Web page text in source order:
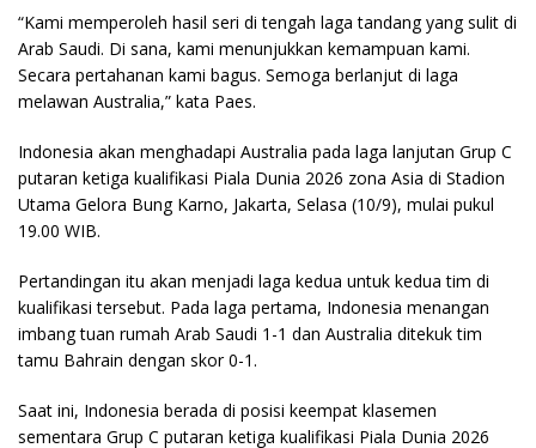
“Kami memperoleh hasil seri di tengah laga tandang yang sulit di
Arab Saudi. Di sana, kami menunjukkan kemampuan kami.
Secara pertahanan kami bagus. Semoga berlanjut di laga
melawan Australia,” kata Paes.
Indonesia akan menghadapi Australia pada laga lanjutan Grup C
putaran ketiga kualifikasi Piala Dunia 2026 zona Asia di Stadion
Utama Gelora Bung Karno, Jakarta, Selasa (10/9), mulai pukul
19.00 WIB.
Pertandingan itu akan menjadi laga kedua untuk kedua tim di
kualifikasi tersebut. Pada laga pertama, Indonesia menangan
imbang tuan rumah Arab Saudi 1-1 dan Australia ditekuk tim
tamu Bahrain dengan skor 0-1.
Saat ini, Indonesia berada di posisi keempat klasemen
sementara Grup C putaran ketiga kualifikasi Piala Dunia 2026